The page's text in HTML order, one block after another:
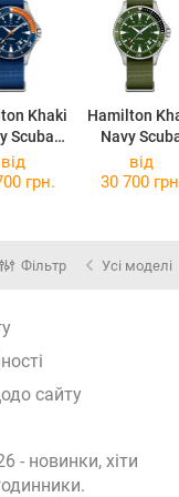
Khaki
Scuba
Hamilton
Navy
Auto
від
грн.
від
30 700
Фільтр Усі моделі
сайту
- новинки, хіти
.